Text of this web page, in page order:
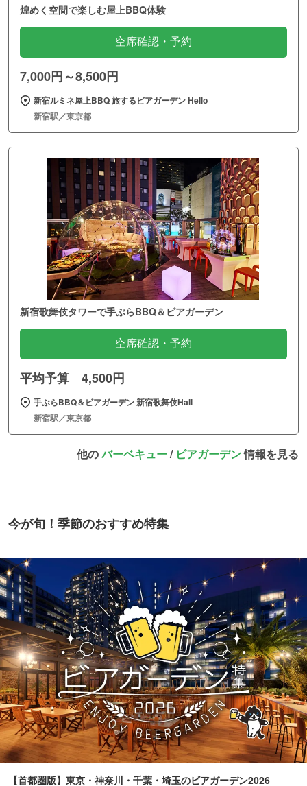
煌めく空間で楽しむ屋上BBQ体験
空席確認・予約
7,000円～8,500円
新宿ルミネ屋上BBQ 旅するビアガーデン Hello
新宿駅／東京都
新宿歌舞伎タワーで手ぶらBBQ＆ビアガーデン
空席確認・予約
平均予算 4,500円
手ぶらBBQ＆ビアガーデン 新宿歌舞伎Hall
新宿駅／東京都
他のバーベキュー/ ビアガーデン情報を見る
今が旬！季節のおすすめ特集
【首都圏版】東京・神奈川・千葉・埼玉のビアガーデン2026